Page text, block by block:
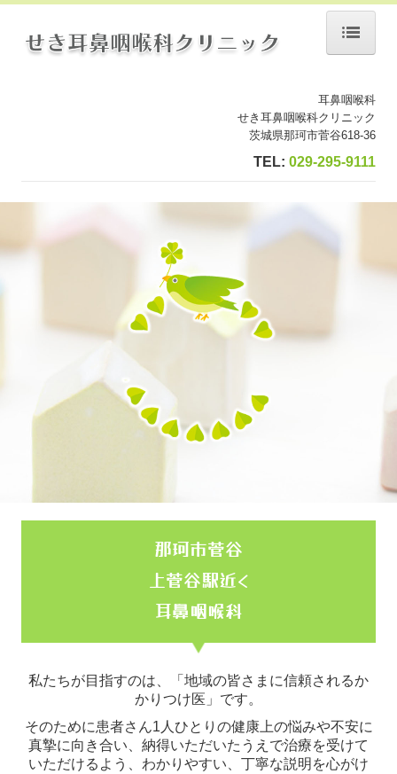
耳の疾患
花粉症・アレルギー
受診される方へ
施設・設備のご案内
耳鼻咽喉科
せき耳鼻咽喉科クリニック
茨城県那珂市菅谷618-36
TEL: 029-295-9111
那珂市菅谷
上菅谷駅近く
耳鼻咽喉科
私たちが目指すのは、「地域の皆さまに信頼されるか
かりつけ医」です。
そのために患者さん1人ひとりの健康上の悩みや不安に
真摯に向き合い、納得いただいたうえで治療を受けて
いただけるよう、わかりやすい、丁寧な説明を心がけ